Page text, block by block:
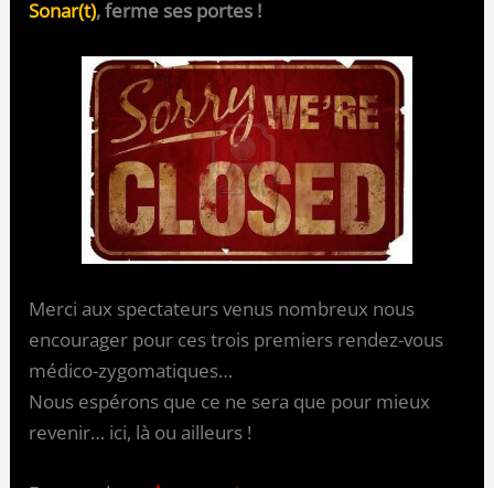
Sonar(t), ferme ses portes !
Merci aux spectateurs venus nombreux nous
encourager pour ces trois premiers rendez-vous
médico-zygomatiques…
Nous espérons que ce ne sera que pour mieux
revenir… ici, là ou ailleurs !